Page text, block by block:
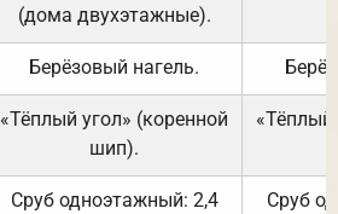
(дома двухэтажные).
Берёзовый нагель.
«Тёплый угол» (коренной
шип).
«Тёплый
Сруб одноэтажный: 2,4
Сруб